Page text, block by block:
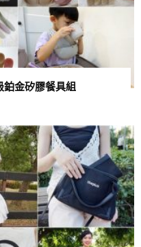
金矽膠餐具組